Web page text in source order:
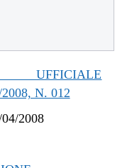
UFFICIALE
N. 012
2008